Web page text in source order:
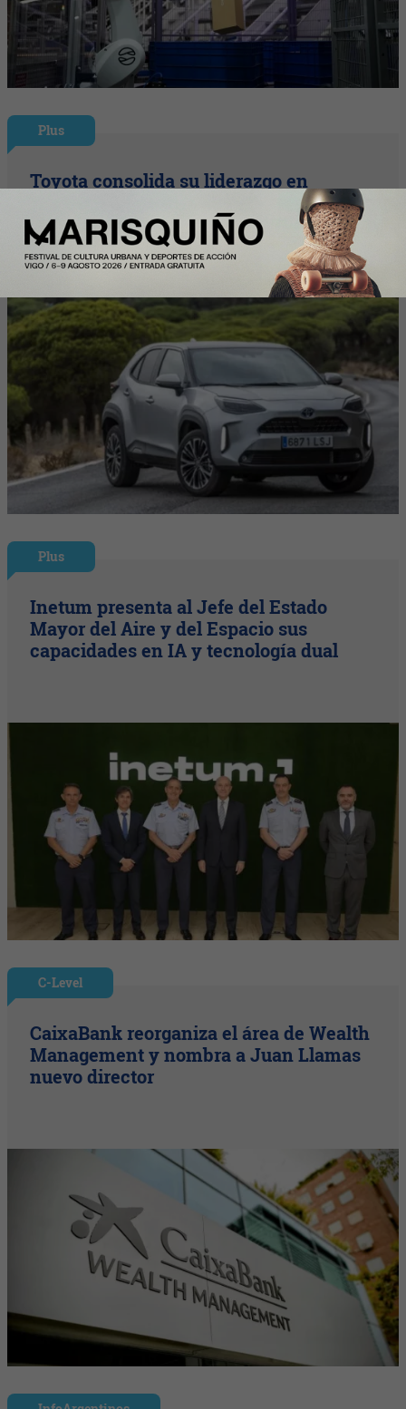
Plus
Toyota consolida su liderazgo en
España en julio tras hacer crecer sus
ventas un 10% en 2026
Plus
Inetum presenta al Jefe del Estado
Mayor del Aire y del Espacio sus
capacidades en IA y tecnología dual
C-Level
CaixaBank reorganiza el área de Wealth
Management y nombra a Juan Llamas
nuevo director